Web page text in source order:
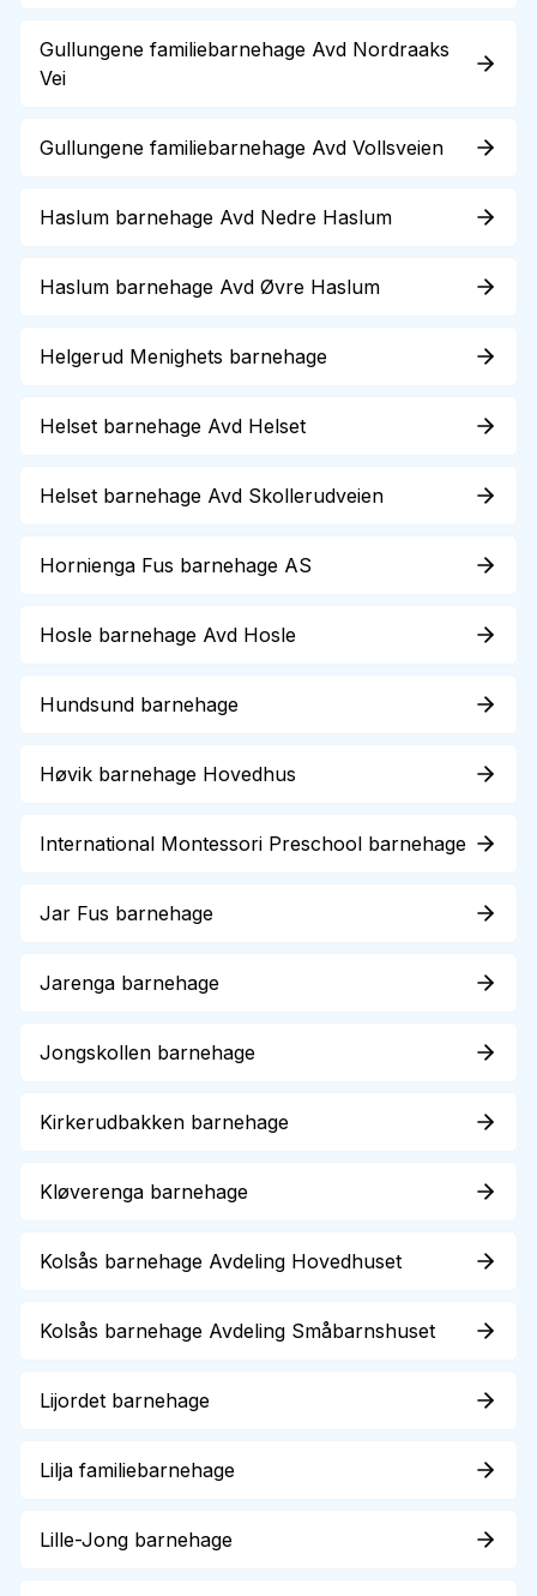
Gullungene familiebarnehage Avd Nordraaks
Vei
Gullungene familiebarnehage Avd Vollsveien
Haslum barnehage Avd Nedre Haslum
Haslum barnehage Avd Øvre Haslum
Helgerud Menighets barnehage
Helset barnehage Avd Helset
Helset barnehage Avd Skollerudveien
Hornienga Fus barnehage AS
Hosle barnehage Avd Hosle
Hundsund barnehage
Høvik barnehage Hovedhus
International Montessori Preschool barnehage
Jar Fus barnehage
Jarenga barnehage
Jongskollen barnehage
Kirkerudbakken barnehage
Kløverenga barnehage
Kolsås barnehage Avdeling Hovedhuset
Kolsås barnehage Avdeling Småbarnshuset
Lijordet barnehage
Lilja familiebarnehage
Lille-Jong barnehage